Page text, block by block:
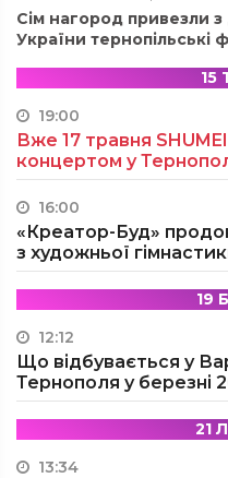
Сім нагород привезли
України тернопільські
15
19:00
Вже 17 травня
концертом у
16:00
«Креатор-Буд»
з художньої
19
12:12
Що відбувається у
Тернополя у березні
21
13:34